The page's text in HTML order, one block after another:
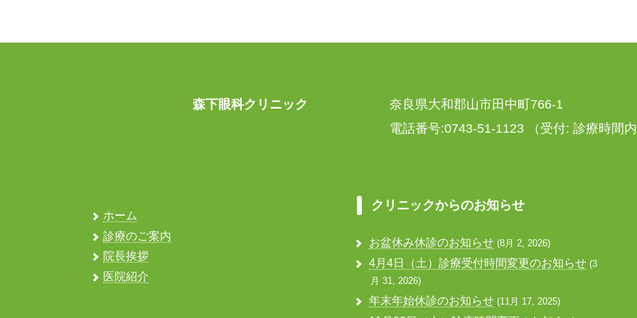
森下眼科クリニック
奈良県大和郡山市田中町766-1
電話番号:0743-51-1123
（受付: 診療時間
ホーム
診療のご案内
院長挨拶
医院紹介
クリニックからのお知らせ
お盆休み休診のお知らせ 8月 2, 2026
4月4日（土）診療受付時間変更のお知らせ 3
月 31, 2026
年末年始休診のお知らせ 11月 17, 2025